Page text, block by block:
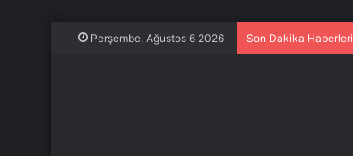
Perşembe, Ağustos 6 2026 Son Dakika Haberleri